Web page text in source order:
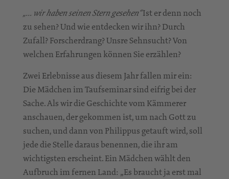
„… wir haben seinen Stern gesehen“Ist er denn noch
zu sehen? Und wie entdecken wir ihn? Durch
Zufall? Forscherdrang? Unsre Sehnsucht? Von
welchen Erfahrungen können Sie erzählen?
Zwei Erlebnisse aus diesem Jahr fallen mir ein:
Die Mädchen im Taufseminar sind eifrig bei der
Sache. Als wir die Geschichte vom Kämmerer
anschauen, der gekommen ist, um nach Gott zu
suchen, und dann von Philippus getauft wird, soll
jede die Stelle daraus benennen, die ihr am
wichtigsten erscheint. Ein Mädchen wählt den
Aufbruch im fernen Land: „Es braucht ja erst mal